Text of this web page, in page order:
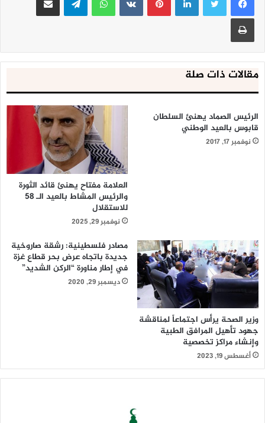
طباعة
مقالات ذات صلة
الرئيس الصماد يهنئ السلطان
قابوس بالعيد الوطني
نوفمبر 17, 2017
العلامة مفتاح يهنئ قائد الثورة
والرئيس المشاط بالعيد الـ 58
للاستقلال
نوفمبر 29, 2025
وزير الصحة يرأس اجتماعاً لمناقشة
جهود تأهيل المرافق الطبية
وإنشاء مراكز تخصصية
أغسطس 19, 2023
‏مصادر فلسطينية: رشقة صاروخية
جديدة باتجاه عرض بحر قطاع غزة
في إطار مناورة “الركن الشديد”
ديسمبر 29, 2020